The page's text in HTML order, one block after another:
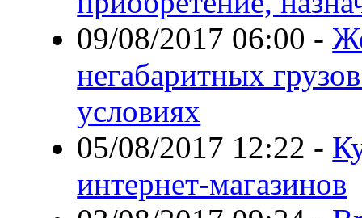
09/08/2017 06:00 -
негабаритных
условиях
05/08/2017 12:22 -
интернет-магазинов